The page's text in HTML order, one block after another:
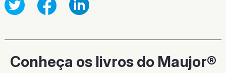
Conheça os livros do Maujor®